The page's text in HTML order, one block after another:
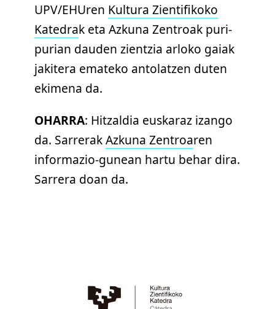
UPV/EHUren Kultura Zientifikoko
Katedrak eta Azkuna Zentroak puri-
purian dauden zientzia arloko gaiak
jakitera emateko antolatzen duten
ekimena da.
OHARRA: Hitzaldia euskaraz izango
da. SarrerakAzkuna Zentroaren
informazio-gunean hartu behar dira.
Sarrera doan da.